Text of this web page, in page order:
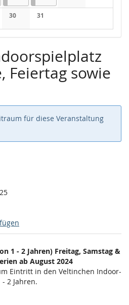
Keine Keine
30
Keine Veranstaltungen
31
Keine Veranstaltungen
Feiertag sowie
für diese Veranstaltung
1 - 2 Jahren) Freitag, Samstag &
ab August 2024
Eintritt in den Veltinchen Indoor-
2 Jahren.